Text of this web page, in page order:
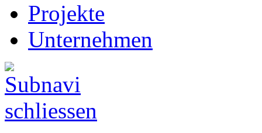
Projekte
Unternehmen